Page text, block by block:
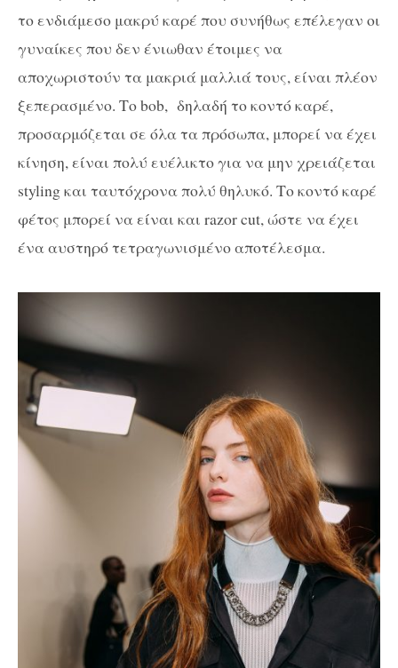
το ενδιάμεσο μακρύ καρέ που συνήθως επέλεγαν οι
γυναίκες που δεν ένιωθαν έτοιμες να
αποχωριστούν τα μακριά μαλλιά τους, είναι πλέον
ξεπερασμένο. Το bob, δηλαδή το κοντό καρέ,
προσαρμόζεται σε όλα τα πρόσωπα, μπορεί να έχει
κίνηση, είναι πολύ ευέλικτο για να μην χρειάζεται
styling και ταυτόχρονα πολύ θηλυκό. Το κοντό καρέ
φέτος μπορεί να είναι και razor cut, ώστε να έχει
ένα αυστηρό τετραγωνισμένο αποτέλεσμα.